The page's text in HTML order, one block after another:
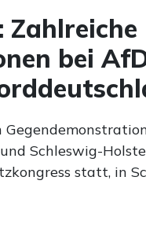
bei
Schleswig-
statt, in